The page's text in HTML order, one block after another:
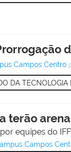
Campos Centro
DA TECNOLOGIA
terão
equipes do
Campos